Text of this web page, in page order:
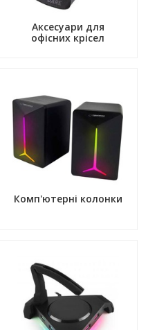
Аксесуари для
офісних крісел
Комп'ютерні колонки